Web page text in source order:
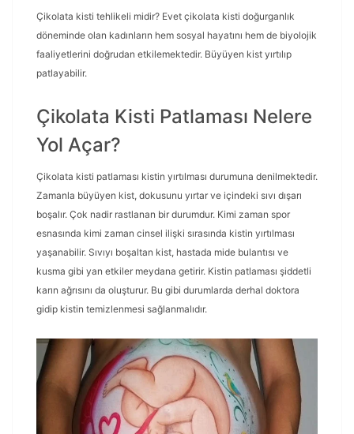
Çikolata kisti tehlikeli midir? Evet çikolata kisti doğurganlık
döneminde olan kadınların hem sosyal hayatını hem de biyolojik
faaliyetlerini doğrudan etkilemektedir. Büyüyen kist yırtılıp
patlayabilir.
Çikolata Kisti Patlaması Nelere
Yol Açar?
Çikolata kisti patlaması kistin yırtılması durumuna denilmektedir.
Zamanla büyüyen kist, dokusunu yırtar ve içindeki sıvı dışarı
boşalır. Çok nadir rastlanan bir durumdur. Kimi zaman spor
esnasında kimi zaman cinsel ilişki sırasında kistin yırtılması
yaşanabilir. Sıvıyı boşaltan kist, hastada mide bulantısı ve
kusma gibi yan etkiler meydana getirir. Kistin patlaması şiddetli
karın ağrısını da oluşturur. Bu gibi durumlarda derhal doktora
gidip kistin temizlenmesi sağlanmalıdır.